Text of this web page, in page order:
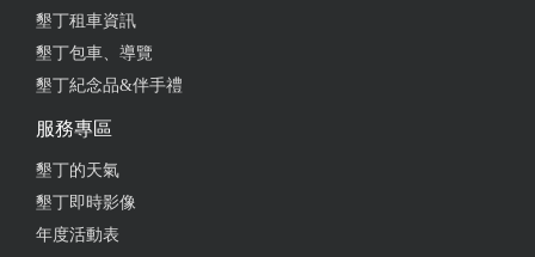
墾丁租車資訊
墾丁包車、導覽
墾丁紀念品&伴手禮
服務專區
墾丁的天氣
墾丁即時影像
年度活動表